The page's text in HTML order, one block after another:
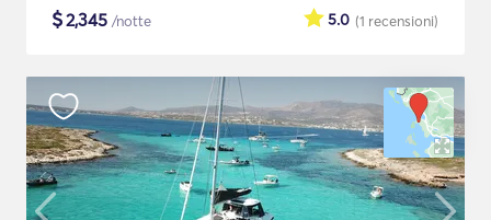
$2,345 /notte (1 recensioni)
5.0